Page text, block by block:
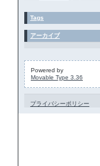
Tags
アーカイブ
Powered by
Movable Type 3.36
プライバシーポリシー